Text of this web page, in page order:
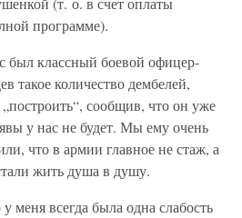
программе).
был классный боевой офицер-
такое количество дембелей,
сообщив, что он уже
у нас не будет. Мы ему очень
что в армии главное не стаж, а
жить душа в душу.
у меня всегда была одна слабость